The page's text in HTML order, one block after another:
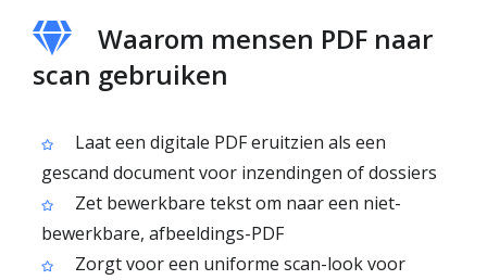
Waarom mensen PDF naar
scan gebruiken
Laat een digitale PDF eruitzien als een
gescand document voor inzendingen of dossiers
Zet bewerkbare tekst om naar een niet-
bewerkbare, afbeeldings-PDF
Zorgt voor een uniforme scan-look voor